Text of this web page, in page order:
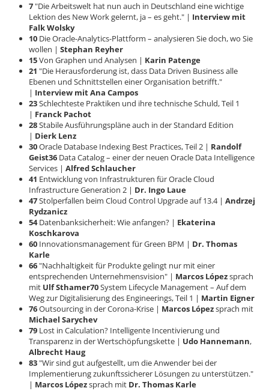
7 "Die Arbeitswelt hat nun auch in Deutschland eine wichtige
Lektion des New Work gelernt, ja – es geht." | Interview mit
Falk Wolsky
10 Die Oracle-Analytics-Plattform – analysieren Sie doch, wo Sie
wollen | Stephan Reyher
15Von Graphen und Analysen | Karin Patenge
21 "Die Herausforderung ist, dass Data Driven Business alle
Ebenen und Schnittstellen einer Organisation betrifft."
| Interview mit Ana Campos
23Schlechteste Praktiken und ihre technische Schuld, Teil 1
| Franck Pachot
28Stabile Ausführungspläne auch in der Standard Edition
| Dierk Lenz
30Oracle Database Indexing Best Practices, Teil 2 | Randolf
Geist36 Data Catalog – einer der neuen Oracle Data Intelligence
Services | Alfred Schlaucher
41 Entwicklung von Infrastrukturen für Oracle Cloud
Infrastructure Generation 2 | Dr. Ingo Laue
47Stolperfallen beim Cloud Control Upgrade auf 13.4 | Andrzej
Rydzanicz
54Datenbanksicherheit: Wie anfangen? | Ekaterina
Koschkarova
60 Innovationsmanagement für Green BPM | Dr. Thomas
Karle
66 "Nachhaltigkeit für Produkte gelingt nur mit einer
entsprechenden Unternehmensvision" | Marcos Lópezsprach
mit Ulf Sthamer70System Lifecycle Management – Auf dem
Weg zur Digitalisierung des Engineerings, Teil 1 | Martin Eigner
76Outsourcing in der Corona-Krise | Marcos Lópezsprach mit
Michael Sarychev
79 Lost in Calculation? Intelligente Incentivierung und
Transparenz in der Wertschöpfungskette | Udo Hannemann,
Albrecht Haug
83 "Wir sind gut aufgestellt, um die Anwender bei der
Implementierung zukunftssicherer Lösungen zu unterstützen."
| Marcos Lópezsprach mit Dr. Thomas Karle